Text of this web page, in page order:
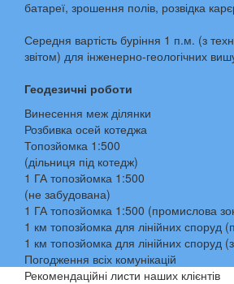
батареї, зрошення полів, розвідка
Середня вартість буріння 1 п.м. (з
звітом) для інженерно-геологічних
Геодезичні роботи
Винесення меж ділянки
Розбивка осей котеджа
Топозйомка 1:500
(дільниця під котедж)
1 ГА топозйомка 1:500
(не забудована)
1 ГА топозйомка 1:500 (промислова
1 км топозйомка для лінійних споруд
1 км топозйомка для лінійних споруд
Погодження всіх комунікацій
Рекомендаційні листи наших клієнтів